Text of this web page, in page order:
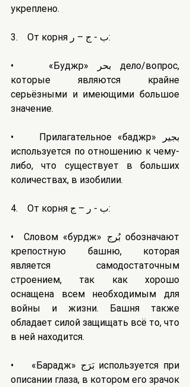
укреплено.
3.    От корня ب - ج – ر:
•    «Буджр» بحر дело/вопрос,
которые являются крайне
серьёзными и имеющими большое
значение.
•    Прилагательное «баджӣр» بجير
используется по отношению к чему-
либо, что существует в больших
количествах, в изобилии.
4.    От корня ب - ر – ج:
•  Словом «бурдж» بُرج обозначают
крепостную башню, которая
является самодостаточным
строением, так как хорошо
оснащена всем необходимым для
войны и жизни. Башня также
обладает силой защищать всё то, что
в ней находится.
•    «Барадж» بَرَج используется при
описании глаза, в котором его зрачок